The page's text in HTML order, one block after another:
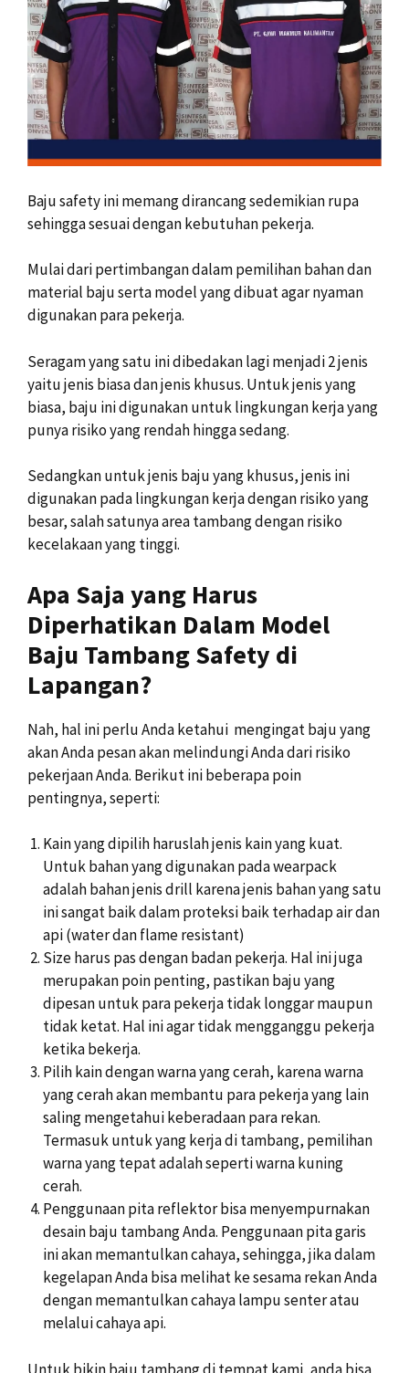
Baju safety ini memang dirancang sedemikian rupa
sehingga sesuai dengan kebutuhan pekerja.
Mulai dari pertimbangan dalam pemilihan bahan dan
material baju serta model yang dibuat agar nyaman
digunakan para pekerja.
Seragam yang satu ini dibedakan lagi menjadi 2 jenis
yaitu jenis biasa dan jenis khusus. Untuk jenis yang
biasa, baju ini digunakan untuk lingkungan kerja yang
punya risiko yang rendah hingga sedang.
Sedangkan untuk jenis baju yang khusus, jenis ini
digunakan pada lingkungan kerja dengan risiko yang
besar, salah satunya area tambang dengan risiko
kecelakaan yang tinggi.
Apa Saja yang Harus
Diperhatikan Dalam Model
Baju Tambang Safety di
Lapangan?
Nah, hal ini perlu Anda ketahui mengingat baju yang
akan Anda pesan akan melindungi Anda dari risiko
pekerjaan Anda. Berikut ini beberapa poin
pentingnya, seperti:
Kain yang dipilih haruslah jenis kain yang kuat.
Untuk bahan yang digunakan pada wearpack
adalah bahan jenis drill karena jenis bahan yang satu
ini sangat baik dalam proteksi baik terhadap air dan
api (water dan flame resistant)
Size harus pas dengan badan pekerja. Hal ini juga
merupakan poin penting, pastikan baju yang
dipesan untuk para pekerja tidak longgar maupun
tidak ketat. Hal ini agar tidak mengganggu pekerja
ketika bekerja.
Pilih kain dengan warna yang cerah, karena warna
yang cerah akan membantu para pekerja yang lain
saling mengetahui keberadaan para rekan.
Termasuk untuk yang kerja di tambang, pemilihan
warna yang tepat adalah seperti warna kuning
cerah.
Penggunaan pita reflektor bisa menyempurnakan
desain baju tambang Anda. Penggunaan pita garis
ini akan memantulkan cahaya, sehingga, jika dalam
kegelapan Anda bisa melihat ke sesama rekan Anda
dengan memantulkan cahaya lampu senter atau
melalui cahaya api.